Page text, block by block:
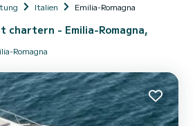
Italien Emilia-Romagna
chartern - Emilia-Romagna,
Romagna